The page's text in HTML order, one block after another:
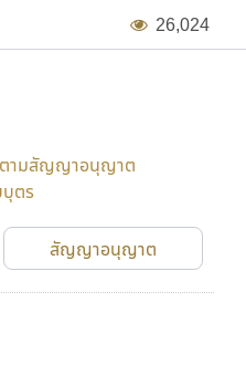
26,024
ตามสัญญาอนุญาต
ตร
สัญญาอนุญาต